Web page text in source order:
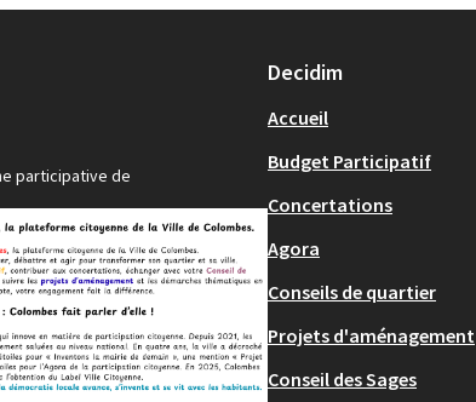
participative de
Decidim
Accueil
Budget Participatif
Concertations
Agora
Conseils de quartier
Projets d'aménagement
Conseil des Sages